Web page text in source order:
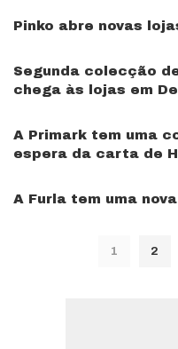
Pinko abre novas
Segunda colecção
chega às lojas em
A Primark tem uma
espera da carta de
A Furla tem uma
1 2